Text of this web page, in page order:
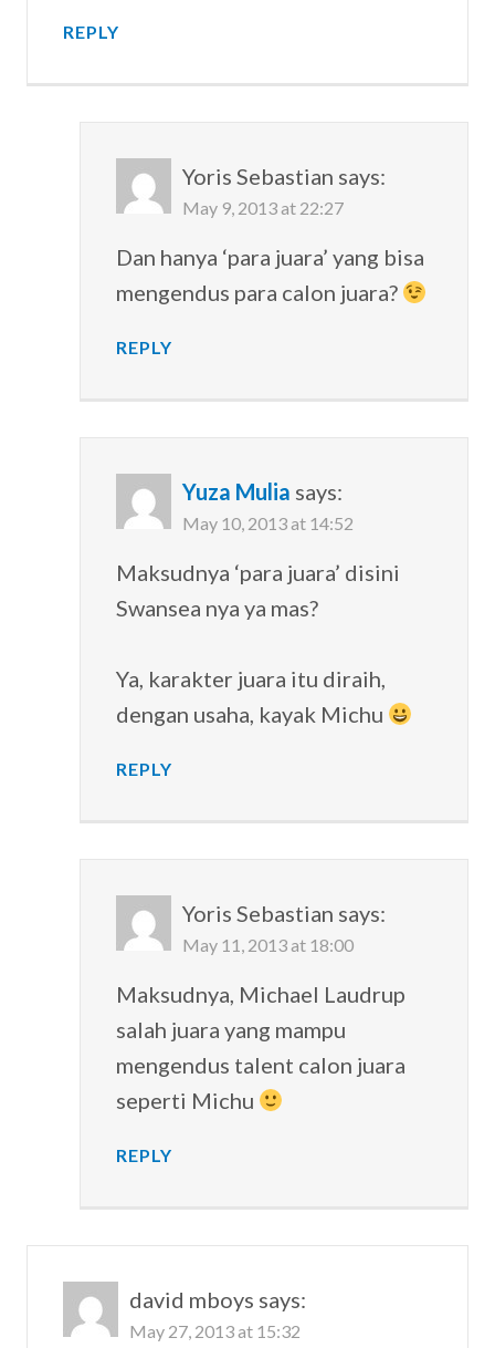
REPLY
Yoris Sebastian says:
May 9, 2013 at 22:27
Dan hanya ‘para juara’ yang bisa
mengendus para calon juara?
REPLY
Yuza Mulia says:
May 10, 2013 at 14:52
Maksudnya ‘para juara’ disini
Swansea nya ya mas?
Ya, karakter juara itu diraih,
dengan usaha, kayak Michu
REPLY
Yoris Sebastian says:
May 11, 2013 at 18:00
Maksudnya, Michael Laudrup
salah juara yang mampu
mengendus talent calon juara
seperti Michu
REPLY
david mboys says:
May 27, 2013 at 15:32